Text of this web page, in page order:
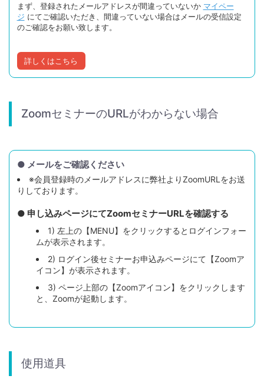
まず、登録されたメールアドレスが間違っていないか マイペー
ジ にてご確認いただき、間違っていない場合はメールの受信設定
のご確認をお願い致します。
詳しくはこちら
ZoomセミナーのURLがわからない場合
● メールをご確認ください
※会員登録時のメールアドレスに弊社よりZoomURLをお送
りしております。
● 申し込みページにてZoomセミナーURLを確認する
1) 左上の【MENU】をクリックするとログインフォー
ムが表示されます。
2) ログイン後セミナーお申込みページにて【Zoomア
イコン】が表示されます。
3) ページ上部の【Zoomアイコン】をクリックします
と、Zoomが起動します。
使用道具